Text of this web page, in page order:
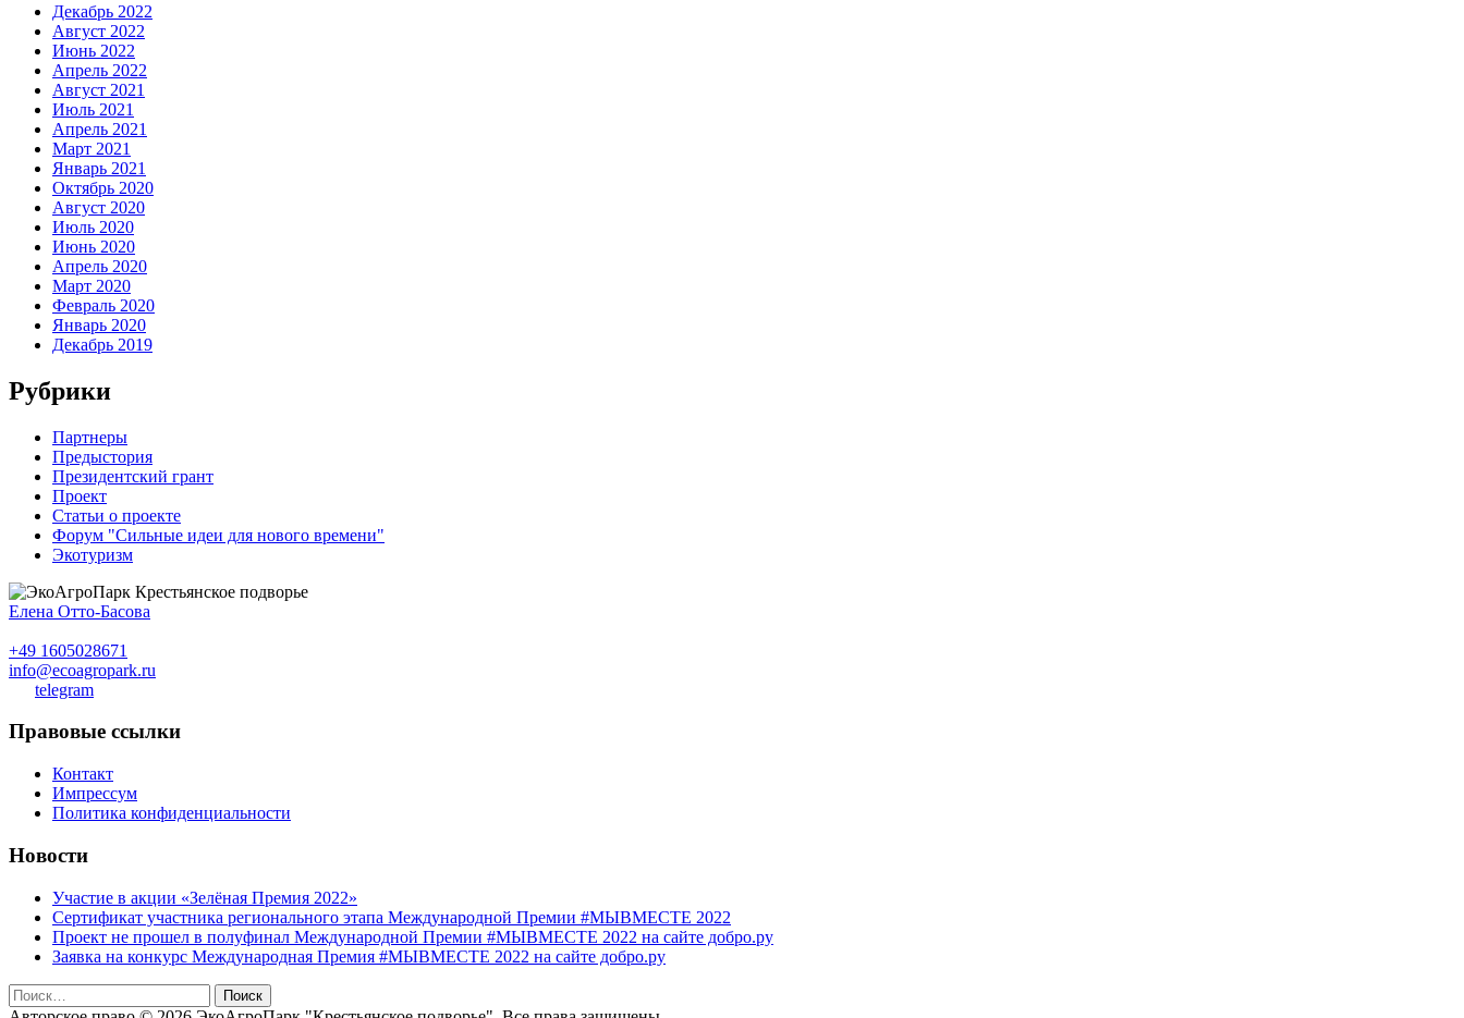
Декабрь 2022
Август 2022
Июнь 2022
Апрель 2022
Август 2021
Июль 2021
Апрель 2021
Март 2021
Январь 2021
Октябрь 2020
Август 2020
Июль 2020
Июнь 2020
Апрель 2020
Март 2020
Февраль 2020
Январь 2020
Декабрь 2019
Рубрики
Партнеры
Предыстория
Президентский грант
Проект
Статьи о проекте
Форум "Сильные идеи для нового времени"
Экотуризм
Елена Отто-Басова
+49 1605028671
info@ecoagropark.ru
telegram
Правовые ссылки
Контакт
Импрессум
Политика конфиденциальности
Новости
Участие в акции «Зелёная Премия 2022»
Сертификат участника регионального этапа Международной Премии #МЫВМЕСТЕ 2022
Проект не прошел в полуфинал Международной Премии #МЫВМЕСТЕ 2022 на сайте добро.ру
Заявка на конкурс Международная Премия #МЫВМЕСТЕ 2022 на сайте добро.ру
Найти: